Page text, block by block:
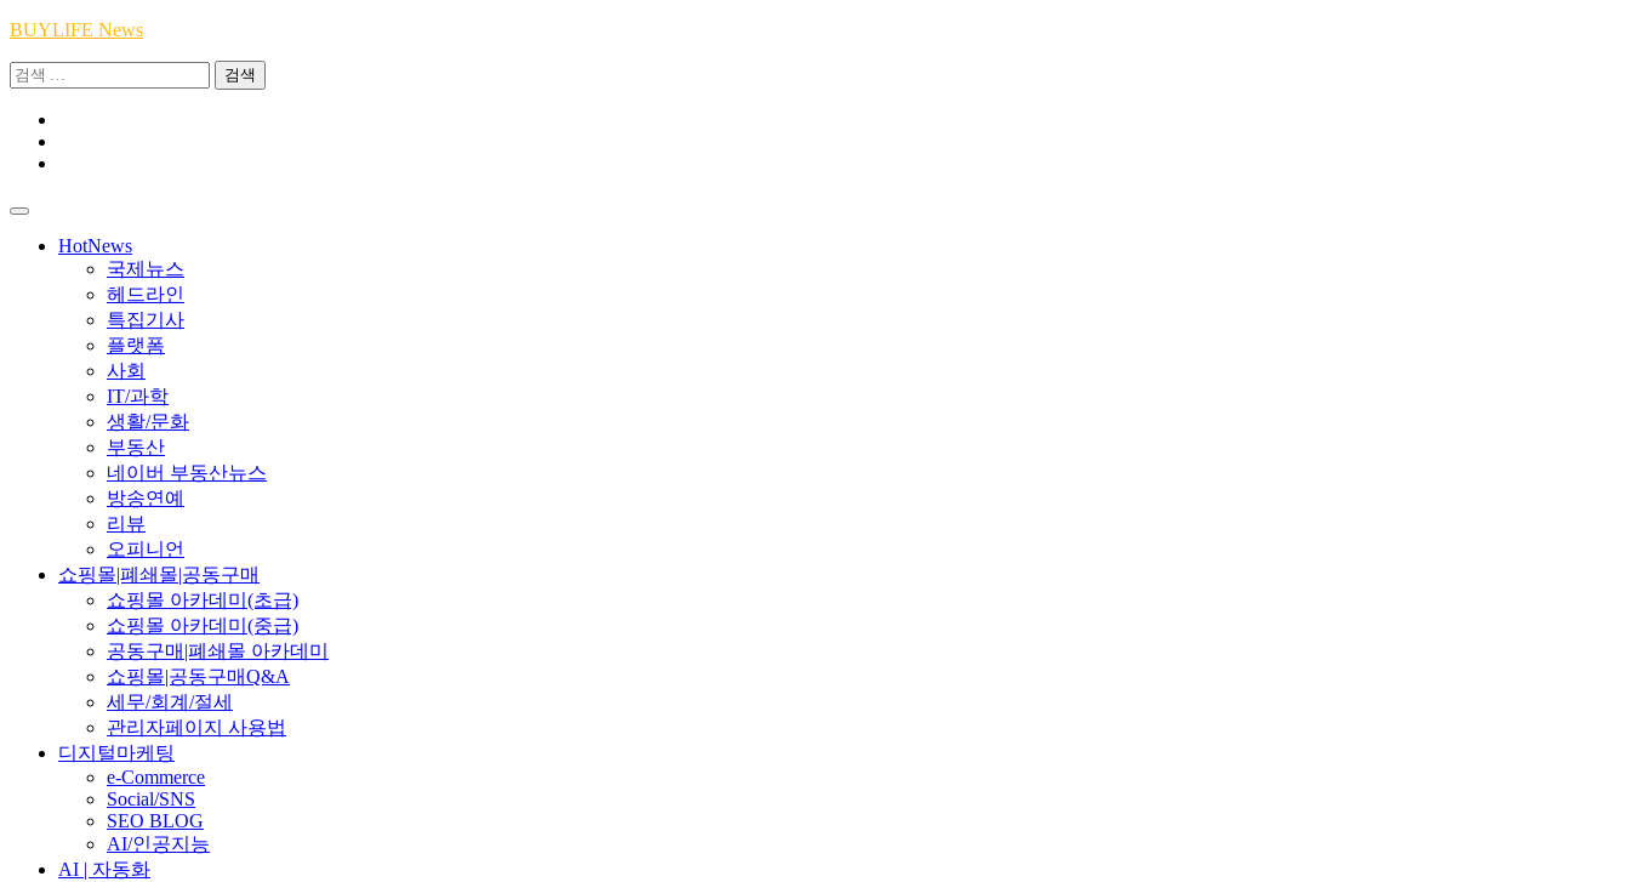
Skip
content
BUYLIFE News
검
HotNews
국제뉴스
헤드라인
특집기사
플랫폼
사회
IT/과학
생활/문화
부동산
네이버 부동산뉴스
방송연예
리뷰
오피니언
쇼핑몰|폐쇄몰|공동구매
쇼핑몰 아카데미(초급)
쇼핑몰 아카데미(중급)
공동구매|폐쇄몰 아카데미
쇼핑몰|공동구매Q&A
세무/회계/절세
관리자페이지 사용법
디지털마케팅
e-Commerce
Social/SNS
SEO BLOG
AI/인공지능
AI | 자동화